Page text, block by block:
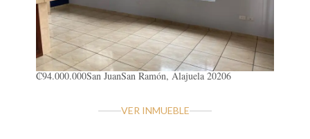
₡94.000.000San JuanSan Ramón, Alajuela 20206
VER INMUEBLE